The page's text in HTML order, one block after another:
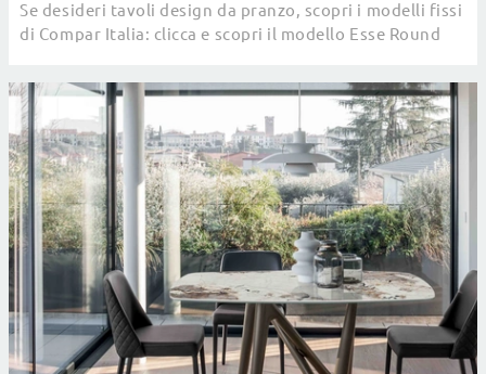
Se desideri tavoli design da pranzo, scopri i modelli fissi
di Compar Italia: clicca e scopri il modello Esse Round